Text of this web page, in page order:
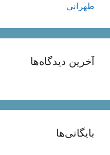
طهرانی
آخرین دیدگاه‌ها
بایگانی‌ها